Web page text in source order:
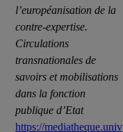
l’européanisation de la
contre-expertise.
Circulations
transnationales de
savoirs et mobilisations
dans la fonction
publique d’Etat
https://mediatheque.univ